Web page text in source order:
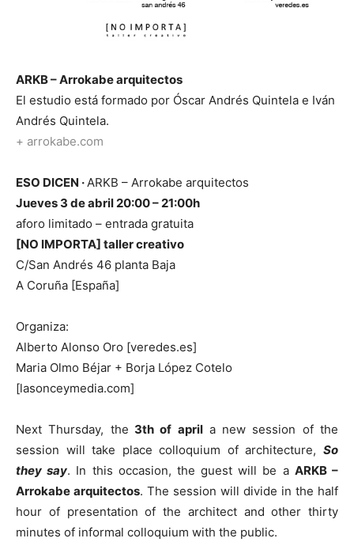
ARKB – Arrokabe arquitectos
El estudio está formado por Óscar Andrés Quintela e Iván
Andrés Quintela.
+ arrokabe.com
ESO DICEN ·ARKB – Arrokabe arquitectos
Jueves 3 de abril 20:00 – 21:00h
aforo limitado – entrada gratuita
[NO IMPORTA] taller creativo
C/San Andrés 46 planta Baja
A Coruña [España]
Organiza:
Alberto Alonso Oro [veredes.es]
Maria Olmo Béjar + Borja López Cotelo
[lasonceymedia.com]
Next Thursday, the 3th of aprila new session of the
session will take place colloquium of architecture, So
they say. In this occasion, the guest will be a ARKB –
Arrokabe arquitectos. The session will divide in the half
hour of presentation of the architect and other thirty
minutes of informal colloquium with the public.